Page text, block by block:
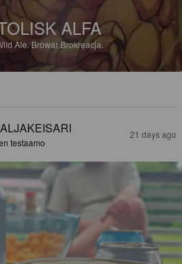
ALFA
Ale.Browar Brokreacja.
testaamo
21 days ago